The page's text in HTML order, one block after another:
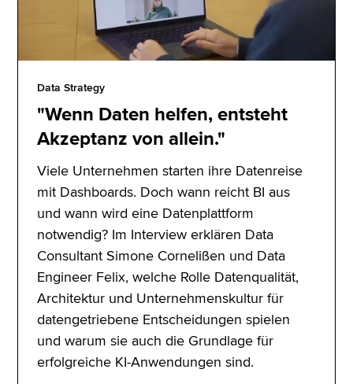
Data Strategy
"Wenn Daten helfen, entsteht
Akzeptanz von allein."
Viele Unternehmen starten ihre Datenreise
mit Dashboards. Doch wann reicht BI aus
und wann wird eine Datenplattform
notwendig? Im Interview erklären Data
Consultant Simone Cornelißen und Data
Engineer Felix, welche Rolle Datenqualität,
Architektur und Unternehmenskultur für
datengetriebene Entscheidungen spielen
und warum sie auch die Grundlage für
erfolgreiche KI-Anwendungen sind.